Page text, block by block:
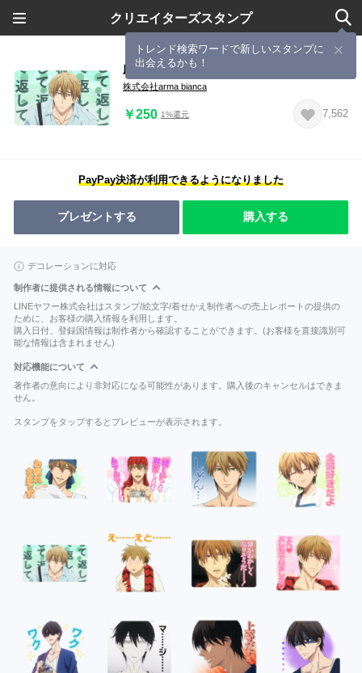
クリエイターズスタンプ
トレンド検索ワードで新しいスタンプに
出会えるかも！
劇場版「だかいち」～スペイン編～
株式会社arma bianca
￥250 1%還元 7,562
PayPay決済が利用できるようになりました
プレゼントする 購入する
デコレーションに対応
制作者に提供される情報について
LINEヤフー株式会社はスタンプ/絵文字/着せかえ制作者への売上レポートの提供の
ために、お客様の購入情報を利用します。
購入日付、登録国情報は制作者から確認することができます。(お客様を直接識別可
能な情報は含まれません)
対応機能について
著作者の意向により非対応になる可能性があります。購入後のキャンセルはできま
せん。
スタンプをタップするとプレビューが表示されます。